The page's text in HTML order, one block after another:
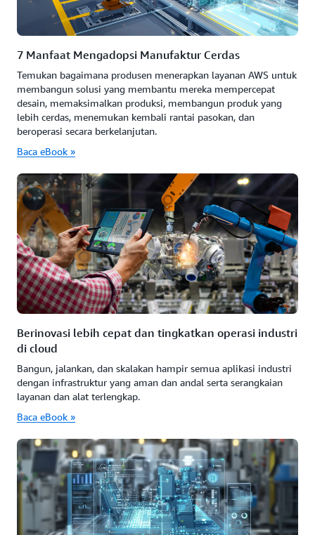
7 Manfaat Mengadopsi Manufaktur Cerdas
Temukan bagaimana produsen menerapkan layanan AWS untuk
membangun solusi yang membantu mereka mempercepat
desain, memaksimalkan produksi, membangun produk yang
lebih cerdas, menemukan kembali rantai pasokan, dan
beroperasi secara berkelanjutan.
Baca eBook »
Berinovasi lebih cepat dan tingkatkan operasi industri
di cloud
Bangun, jalankan, dan skalakan hampir semua aplikasi industri
dengan infrastruktur yang aman dan andal serta serangkaian
layanan dan alat terlengkap.
Baca eBook »